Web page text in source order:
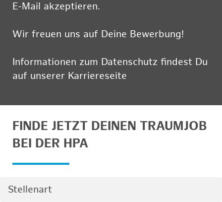
E-Mail akzeptieren.
Wir freuen uns auf Deine Bewerbung!
Informationen zum Datenschutz findest Du
auf unserer Karriereseite
FINDE JETZT DEINEN TRAUMJOB
BEI DER HPA
Stellenart